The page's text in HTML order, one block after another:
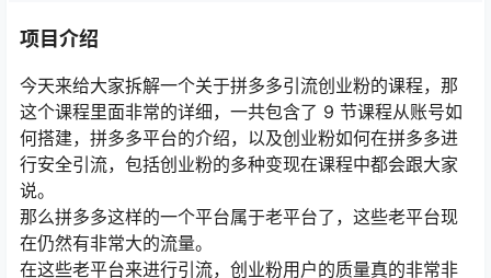
项目介绍
今天来给大家拆解一个关于拼多多引流创业粉的课程，那
这个课程里面非常的详细，一共包含了 9 节课程从账号如
何搭建，拼多多平台的介绍，以及创业粉如何在拼多多进
行安全引流，包括创业粉的多种变现在课程中都会跟大家
说。
那么拼多多这样的一个平台属于老平台了，这些老平台现
在仍然有非常大的流量。
在这些老平台来进行引流，创业粉用户的质量真的非常非